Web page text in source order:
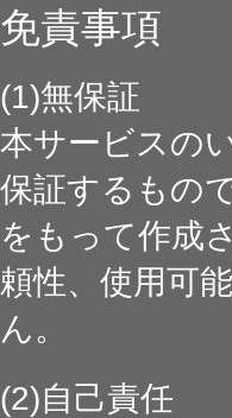
免責事項
(1)無保証
本サービスの
保証するもの
をもって作成
頼性、使用可
ん。
(2)自己責任